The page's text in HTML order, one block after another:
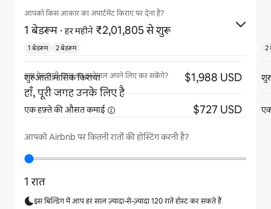
आपको किस आकार का अपार्टमेंट किराए पर देना है?
1 बेडरूम ·हर महीने ₹2,01,805 से शुरू
क्या गेस्ट पूरी जगह का इस्तेमाल अपने लिए कर सकेंगे?
हाँ, पूरी जगह उनके लिए है
आपको Airbnb पर कितनी रातों की होस्टिंग करनी है?
1 रात
इस बिल्डिंग में आप हर साल ज़्यादा-से-ज़्यादा 120 रातें होस्ट कर सकते हैं
1 बेडरूम 2 बेडरूम
शुरुआती मासिक किराया $1,988 USD
एक हफ़्ते की औसतकमाई $727 USD
2